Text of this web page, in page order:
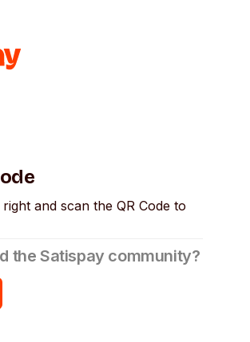
and scan the QR Code to
the Satispay community?